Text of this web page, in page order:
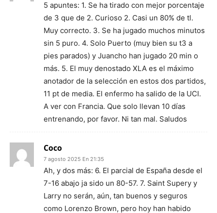
5 apuntes: 1. Se ha tirado con mejor porcentaje
de 3 que de 2. Curioso 2. Casi un 80% de tl.
Muy correcto. 3. Se ha jugado muchos minutos
sin 5 puro. 4. Solo Puerto (muy bien su t3 a
pies parados) y Juancho han jugado 20 min o
más. 5. El muy denostado XLA es el máximo
anotador de la selección en estos dos partidos,
11 pt de media. El enfermo ha salido de la UCI.
A ver con Francia. Que solo llevan 10 días
entrenando, por favor. Ni tan mal. Saludos
Coco
7 agosto 2025 En 21:35
Ah, y dos más: 6. El parcial de España desde el
7-16 abajo ja sido un 80-57. 7. Saint Supery y
Larry no serán, aún, tan buenos y seguros
como Lorenzo Brown, pero hoy han habido